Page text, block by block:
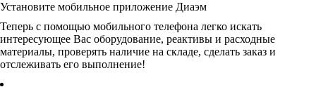
Установите мобильное приложение Диаэм
Теперь с помощью мобильного телефона легко искать
интересующее Вас оборудование, реактивы и расходные
материалы, проверять наличие на складе, сделать заказ и
отслеживать его выполнение!